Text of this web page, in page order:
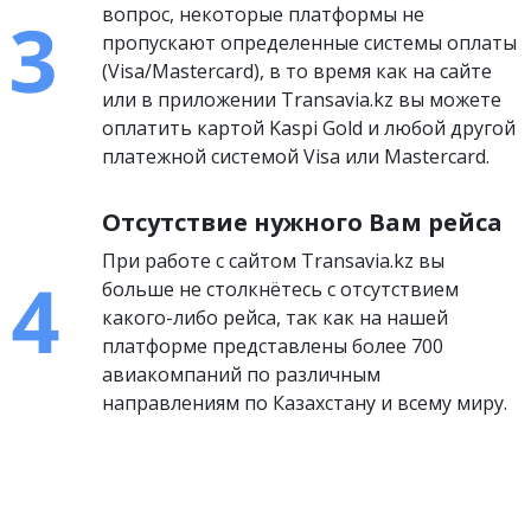
вопрос, некоторые платформы не
пропускают определенные системы оплаты
(Visa/Mastercard), в то время как на сайте
или в приложении Transavia.kz вы можете
оплатить картой Kaspi Gold и любой другой
платежной системой Visa или Mastercard.
Отсутствие нужного Вам рейса
При работе с сайтом Transavia.kz вы
больше не столкнётесь с отсутствием
какого-либо рейса, так как на нашей
платформе представлены более 700
авиакомпаний по различным
направлениям по Казахстану и всему миру.